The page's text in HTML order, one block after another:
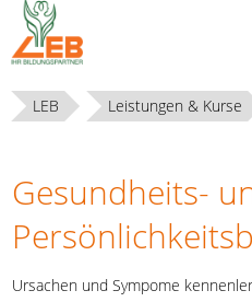
LEB Leistungen & Kurse
Gesundheits-
Ursachen und Sympome